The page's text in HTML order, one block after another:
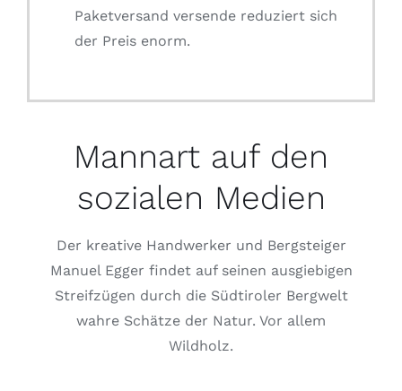
Paketversand versende reduziert sich
der Preis enorm.
Mannart auf den
sozialen Medien
Der kreative Handwerker und Bergsteiger
Manuel Egger findet auf seinen ausgiebigen
Streifzügen durch die Südtiroler Bergwelt
wahre Schätze der Natur. Vor allem
Wildholz.